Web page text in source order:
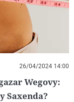
26/04/2024 14:00
Wegovy:
Saxenda?